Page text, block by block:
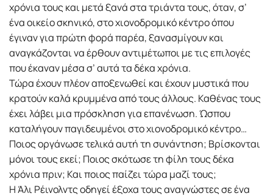
χρόνια τους και µετά ξανά στα τριάντα τους, όταν, σ’
ένα οικείο σκηνικό, στο χιονοδροµικό κέντρο όπου
έγιναν για πρώτη φορά παρέα, ξανασµίγουν και
αναγκάζονται να έρθουν αντιµέτωποι µε τις επιλογές
που έκαναν µέσα σ’ αυτά τα δέκα χρόνια.
Τώρα έχουν πλέον αποξενωθεί και έχουν µυστικά που
κρατούν καλά κρυµµένα από τους άλλους. Καθένας τους
έχει λάβει µια πρόσκληση για επανένωση. Ώσπου
καταλήγουν παγιδευµένοι στο χιονοδροµικό κέντρο…
Ποιος οργάνωσε τελικά αυτή τη συνάντηση; Βρίσκονται
µόνοι τους εκεί; Ποιος σκότωσε τη φίλη τους δέκα
χρόνια πριν; Και ποιος παίζει τώρα µαζί τους;
Η Άλι Ρέινολντς οδηγεί έξοχα τους αναγνώστες σε ένα